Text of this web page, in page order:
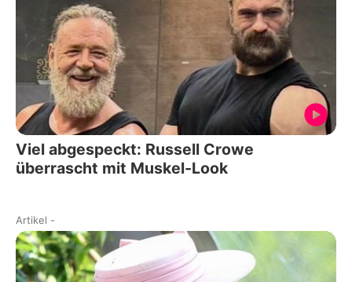
Viel abgespeckt: Russell Crowe
überrascht mit Muskel-Look
Artikel -